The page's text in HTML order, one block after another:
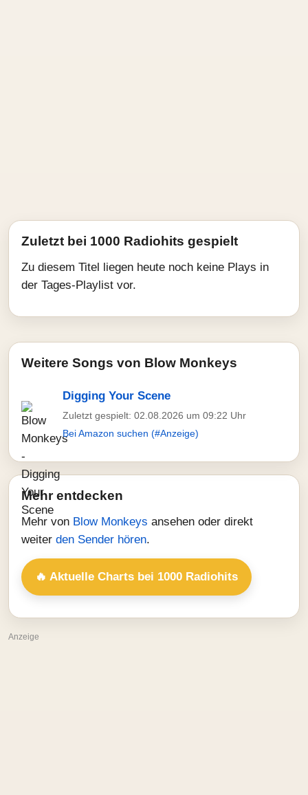
Zuletzt bei 1000 Radiohits gespielt
Zu diesem Titel liegen heute noch keine Plays in
der Tages-Playlist vor.
Weitere Songs von Blow Monkeys
Digging Your Scene
Zuletzt gespielt: 02.08.2026 um 09:22 Uhr
Bei Amazon suchen (#Anzeige)
Mehr entdecken
Mehr von Blow Monkeys ansehen oder direkt
weiter den Sender hören.
🔥 Aktuelle Charts bei 1000 Radiohits
Anzeige